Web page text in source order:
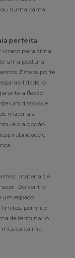
ou numa cama
perfeita
virado para cima,
uma postura
Este suporte
o
a flexão
um disco que
materiais
e o algodão
e
materiais e
Do ventre
um espaço
limites, permite
de terminar o
calma.